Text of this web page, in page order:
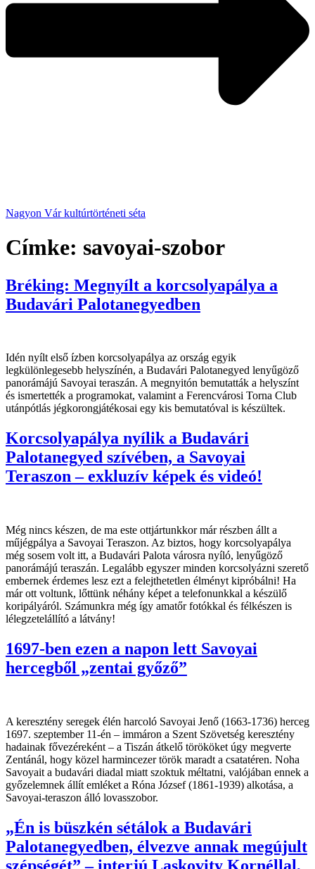
Nagyon Vár kultúrtörténeti séta
Címke: savoyai-szobor
Bréking: Megnyílt a korcsolyapálya a
Budavári Palotanegyedben
Idén nyílt első ízben korcsolyapálya az ország egyik
legkülönlegesebb helyszínén, a Budavári Palotanegyed lenyűgöző
panorámájú Savoyai teraszán. A megnyitón bemutatták a helyszínt
és ismertették a programokat, valamint a Ferencvárosi Torna Club
utánpótlás jégkorongjátékosai egy kis bemutatóval is készültek.
Korcsolyapálya nyílik a Budavári
Palotanegyed szívében, a Savoyai
Teraszon – exkluzív képek és videó!
Még nincs készen, de ma este ottjártunkkor már részben állt a
műjégpálya a Savoyai Teraszon. Az biztos, hogy korcsolyapálya
még sosem volt itt, a Budavári Palota városra nyíló, lenyűgöző
panorámájú teraszán. Legalább egyszer minden korcsolyázni szerető
embernek érdemes lesz ezt a felejthetetlen élményt kipróbálni! Ha
már ott voltunk, lőttünk néhány képet a telefonunkkal a készülő
koripályáról. Számunkra még így amatőr fotókkal és félkészen is
lélegzetelállító a látvány!
1697-ben ezen a napon lett Savoyai
hercegből „zentai győző”
A keresztény seregek élén harcoló Savoyai Jenő (1663-1736) herceg
1697. szeptember 11-én – immáron a Szent Szövetség keresztény
hadainak fővezéreként – a Tiszán átkelő törököket úgy megverte
Zentánál, hogy közel harmincezer török maradt a csatatéren. Noha
Savoyait a budavári diadal miatt szoktuk méltatni, valójában ennek a
győzelemnek állít emléket a Róna József (1861-1939) alkotása, a
Savoyai-teraszon álló lovasszobor.
„Én is büszkén sétálok a Budavári
Palotanegyedben, élvezve annak megújult